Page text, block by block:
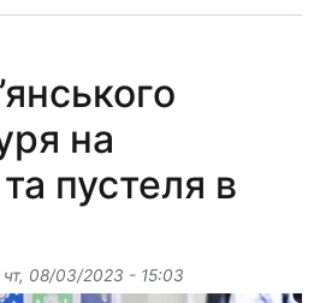
на
пустеля в
чт, 08/03/2023 - 15:03